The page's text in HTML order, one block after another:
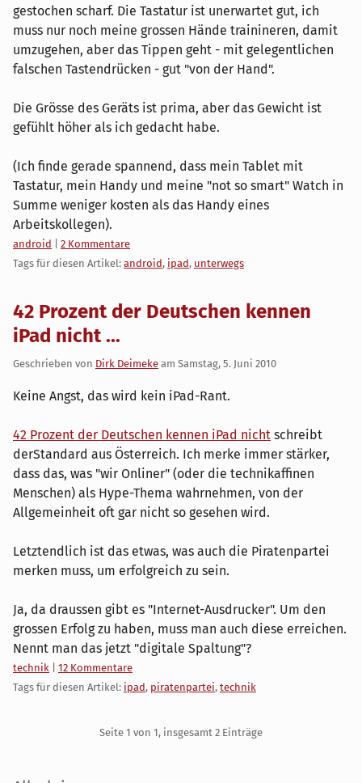
gestochen scharf. Die Tastatur ist unerwartet gut, ich
muss nur noch meine grossen Hände trainineren, damit
umzugehen, aber das Tippen geht - mit gelegentlichen
falschen Tastendrücken - gut "von der Hand".
Die Grösse des Geräts ist prima, aber das Gewicht ist
gefühlt höher als ich gedacht habe.
(Ich finde gerade spannend, dass mein Tablet mit
Tastatur, mein Handy und meine "not so smart" Watch in
Summe weniger kosten als das Handy eines
Arbeitskollegen).
Kategorien:
android
2 Kommentare
Tags für diesen Artikel: android, ipad, unterwegs
42 Prozent der Deutschen kennen
iPad nicht ...
Geschrieben von Dirk Deimeke am Samstag, 5. Juni 2010
Keine Angst, das wird kein iPad-Rant.
42 Prozent der Deutschen kennen iPad nicht schreibt
derStandard aus Österreich. Ich merke immer stärker,
dass das, was "wir Onliner" (oder die technikaffinen
Menschen) als Hype-Thema wahrnehmen, von der
Allgemeinheit oft gar nicht so gesehen wird.
Letztendlich ist das etwas, was auch die Piratenpartei
merken muss, um erfolgreich zu sein.
Ja, da draussen gibt es "Internet-Ausdrucker". Um den
grossen Erfolg zu haben, muss man auch diese erreichen.
Nennt man das jetzt "digitale Spaltung"?
Kategorien:
technik
12 Kommentare
Tags für diesen Artikel: ipad, piratenpartei, technik
Seite 1 von 1, insgesamt 2 Einträge